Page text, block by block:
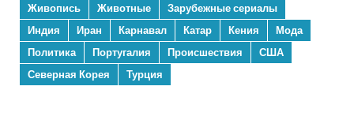
Живопись
Животные
Зарубежные сериалы
Индия
Иран Карнавал Катар Кения
Мода
Политика
Португалия Происшествия
США
Северная Корея
Турция